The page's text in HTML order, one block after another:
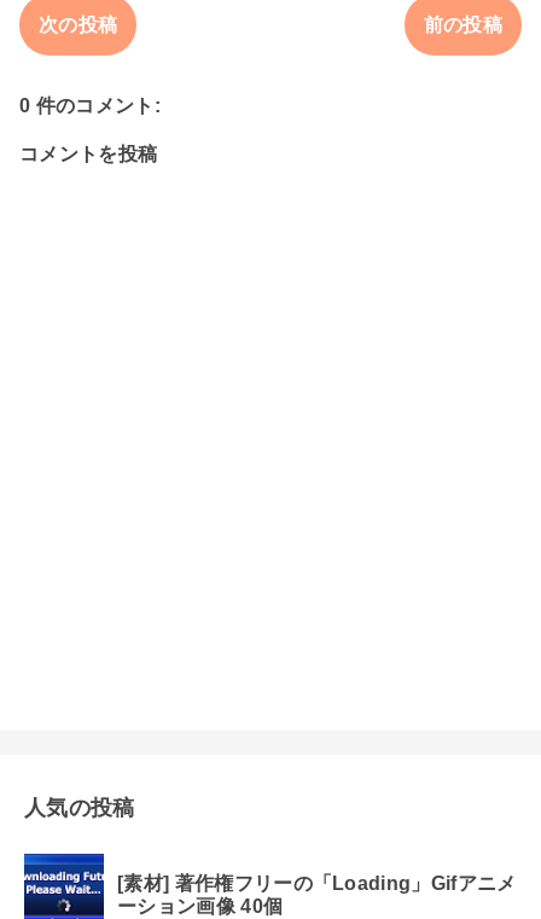
次の投稿 前の投稿
0 件のコメント:
コメントを投稿
人気の投稿
[素材] 著作権フリーの「Loading」Gifアニメ
ーション画像 40個